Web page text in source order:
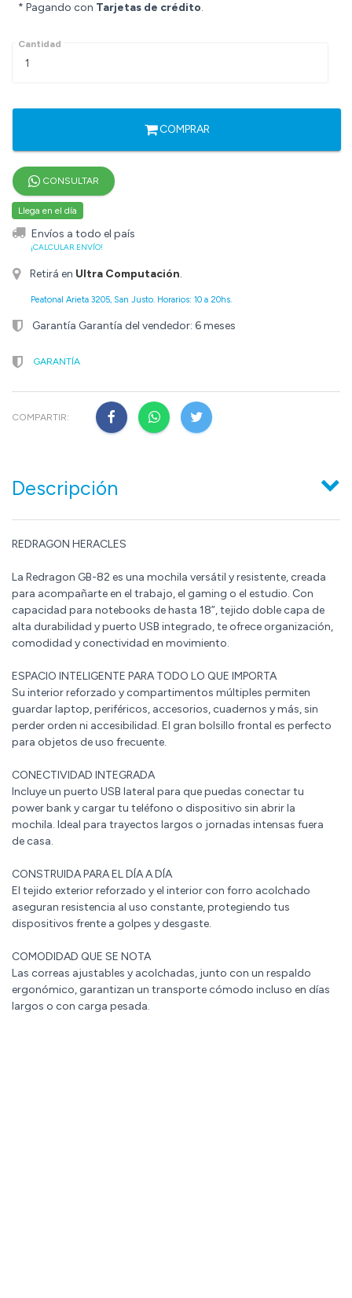
* Pagando con Tarjetas de crédito.
Cantidad
COMPRAR
CONSULTAR
Llega en el día
Envíos a todo el país
¡CALCULAR ENVÍO!
Retirá en Ultra Computación.
Peatonal Arieta 3205, San Justo. Horarios: 10 a 20hs.
Garantía Garantía del vendedor: 6 meses
GARANTÍA
COMPARTIR:
Descripción
REDRAGON HERACLES
La Redragon GB-82 es una mochila versátil y resistente, creada
para acompañarte en el trabajo, el gaming o el estudio. Con
capacidad para notebooks de hasta 18”, tejido doble capa de
alta durabilidad y puerto USB integrado, te ofrece organización,
comodidad y conectividad en movimiento.
ESPACIO INTELIGENTE PARA TODO LO QUE IMPORTA
Su interior reforzado y compartimentos múltiples permiten
guardar laptop, periféricos, accesorios, cuadernos y más, sin
perder orden ni accesibilidad. El gran bolsillo frontal es perfecto
para objetos de uso frecuente.
CONECTIVIDAD INTEGRADA
Incluye un puerto USB lateral para que puedas conectar tu
power bank y cargar tu teléfono o dispositivo sin abrir la
mochila. Ideal para trayectos largos o jornadas intensas fuera
de casa.
CONSTRUIDA PARA EL DÍA A DÍA
El tejido exterior reforzado y el interior con forro acolchado
aseguran resistencia al uso constante, protegiendo tus
dispositivos frente a golpes y desgaste.
COMODIDAD QUE SE NOTA
Las correas ajustables y acolchadas, junto con un respaldo
ergonómico, garantizan un transporte cómodo incluso en días
largos o con carga pesada.